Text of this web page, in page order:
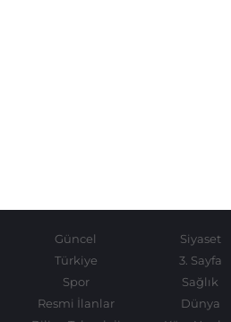
Güncel Siyaset
Türkiye
3. Sayfa
Spor
Sağlık
Resmi İlanlar
Dünya